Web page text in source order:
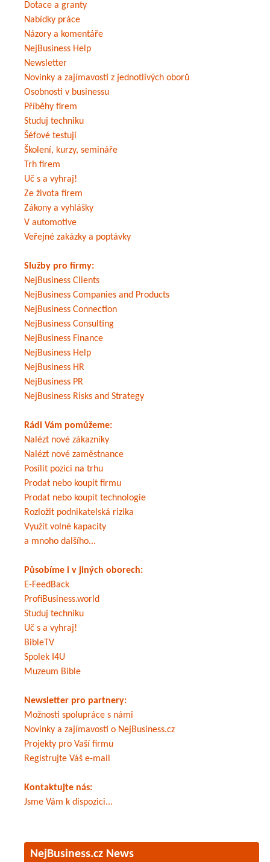
Dotace a granty
Nabídky práce
Názory a komentáře
NejBusiness Help
Newsletter
Novinky a zajímavosti z jednotlivých oborů
Osobnosti v businessu
Příběhy firem
Studuj techniku
Šéfové testují
Školení, kurzy, semináře
Trh firem
Uč s a vyhraj!
Ze života firem
Zákony a vyhlášky
V automotive
Veřejné zakázky a poptávky
Služby pro firmy:
NejBusiness Clients
NejBusiness Companies and Products
NejBusiness Connection
NejBusiness Consulting
NejBusiness Finance
NejBusiness Help
NejBusiness HR
NejBusiness PR
NejBusiness Risks and Strategy
Rádi Vám pomůžeme:
Nalézt nové zákazníky
Nalézt nové zaměstnance
Posílit pozici na trhu
Prodat nebo koupit firmu
Prodat nebo koupit technologie
Rozložit podnikatelská rizika
Využít volné kapacity
a mnoho dalšího...
Působíme i v jiných oborech:
E-FeedBack
ProfiBusiness.world
Studuj techniku
Uč s a vyhraj!
BibleTV
Spolek I4U
Muzeum Bible
Newsletter pro partnery:
Možnosti spolupráce s námi
Novinky a zajímavosti o NejBusiness.cz
Projekty pro Vaší firmu
Registrujte Váš e-mail
Kontaktujte nás:
Jsme Vám k dispozici...
NejBusiness.cz News